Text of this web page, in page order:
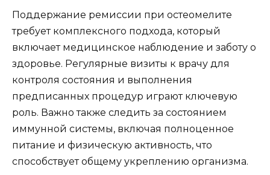
Поддержание ремиссии при остеомелите
требует комплексного подхода, который
включает медицинское наблюдение и заботу о
здоровье. Регулярные визиты к врачу для
контроля состояния и выполнения
предписанных процедур играют ключевую
роль. Важно также следить за состоянием
иммунной системы, включая полноценное
питание и физическую активность, что
способствует общему укреплению организма.